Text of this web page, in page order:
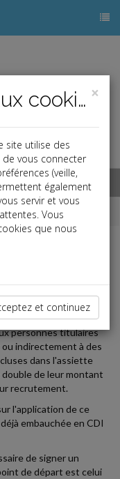
personnes titulaires
indirectement à des
dans l'assiette
de leur montant
recrutement.
l'application de ce
embauchée en CDI
de signer un
de départ est celui
×
Politique relative aux cookies
site utilise des
vous connecter
(veille,
également
servir et vous
Vous
que nous
et continuez